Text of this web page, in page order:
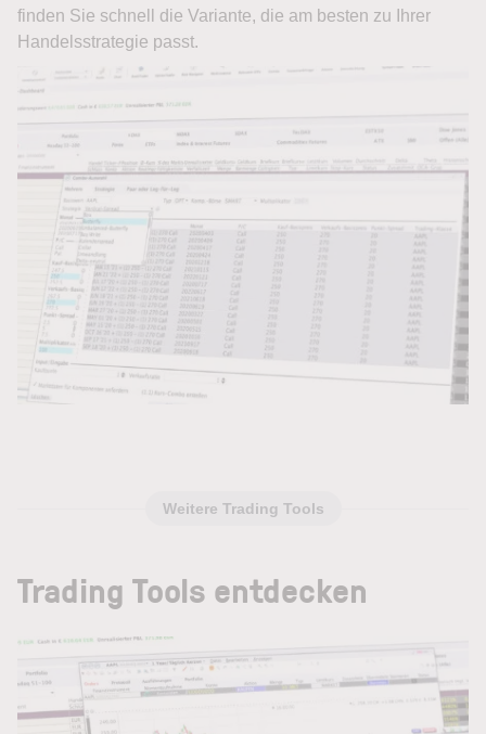
finden Sie schnell die Variante, die am besten zu Ihrer
Handelsstrategie passt.
Weitere Trading Tools
Trading Tools entdecken